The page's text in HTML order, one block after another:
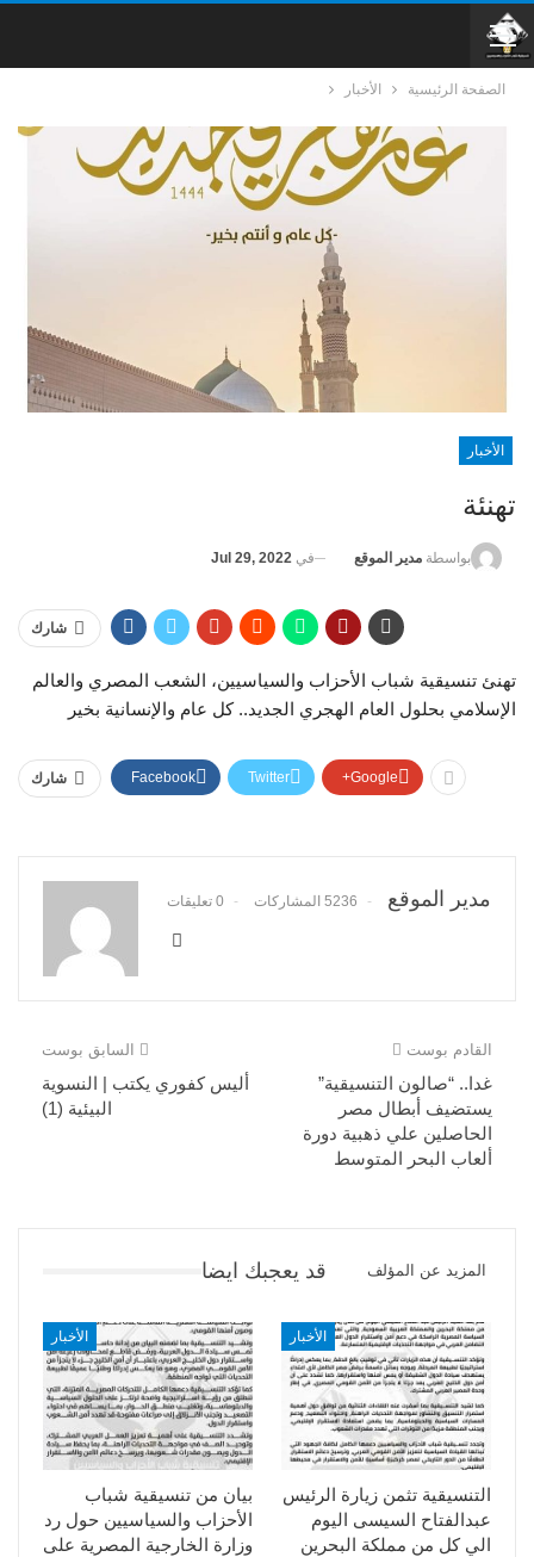
الصفحة الرئيسية الأخبار
الأخبار
تهنئة
بواسطة مدير الموقع في Jul 29, 2022
شارك
تهنئ تنسيقية شباب الأحزاب والسياسيين، الشعب المصري والعالم
الإسلامي بحلول العام الهجري الجديد.. كل عام والإنسانية بخير
شارك Facebook Twitter Google+
مدير الموقع 5236 المشاركات 0 تعليقات
السابق بوست
أليس كفوري يكتب | النسوية
البيئية (1)
القادم بوست
غدا.. “صالون التنسيقية”
يستضيف أبطال مصر
الحاصلين علي ذهبية دورة
ألعاب البحر المتوسط
قد يعجبك ايضا المزيد عن المؤلف
الأخبار
بيان من تنسيقية شباب
الأحزاب والسياسيين حول رد
وزارة الخارجية المصرية على
الأخبار
التنسيقية تثمن زيارة الرئيس
عبدالفتاح السيسى اليوم
الي كل من مملكة البحرين